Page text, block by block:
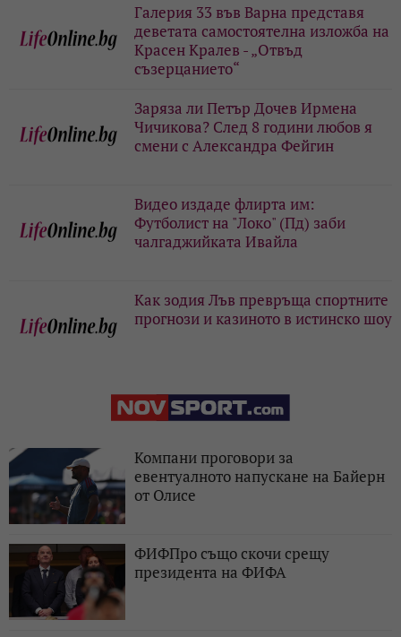
Галерия 33 във Варна представя
деветата самостоятелна изложба на
Красен Кралев - „Отвъд
съзерцанието“
Заряза ли Петър Дочев Ирмена
Чичикова? След 8 години любов я
смени с Александра Фейгин
Видео издаде флирта им:
Футболист на "Локо" (Пд) заби
чалгаджийката Ивайла
Как зодия Лъв превръща спортните
прогнози и казиното в истинско шоу
Компани проговори за
евентуалното напускане на Байерн
от Олисе
ФИФПро също скочи срещу
президента на ФИФА